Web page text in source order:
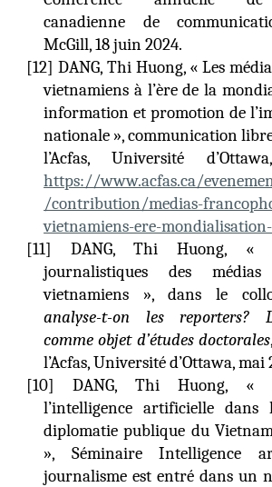
canadienne de
McGill, 18 juin 2024.
[12] DANG, Thi Huong, « Les
vietnamiens à l’ère de la
information et promotion de
nationale », communication
l’Acfas, Université
https://www.acfas.ca/
/contribution/medias-
vietnamiens-ere-
[11]
DANG, Thi Huong, «
journalistiques des médias
vietnamiens », dans le
analyse-t-on les reporters?
comme objet d’études doctorales
l’Acfas, Université d’Ottawa, mai
[10] DANG, Thi Huong, «
l’intelligence artificielle dans
diplomatie publique du
», Séminaire Intelligence
journalisme est entré dans un